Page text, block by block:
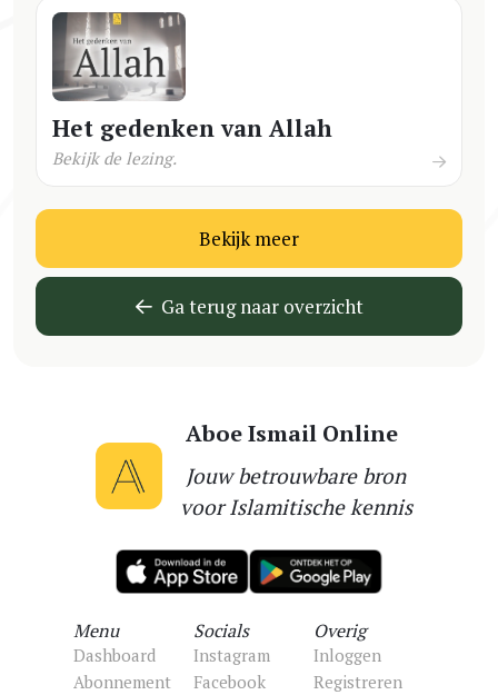
Het gedenken van Allah
Bekijk de lezing.
Bekijk meer
Ga terug naar overzicht
Aboe Ismail Online
Jouw betrouwbare bron
voor Islamitische kennis
Menu
Dashboard
Abonnement
Socials
Instagram
Facebook
Overig
Inloggen
Registreren